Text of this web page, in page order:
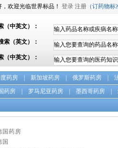
，欢迎光临世界标品！ 登录 注册 （订药物
（中英文）：
索（英文）：
（中英文）：
药房 新加坡药房 俄罗斯药房
药房 罗马尼亚药房 墨西哥药房
国药房
国